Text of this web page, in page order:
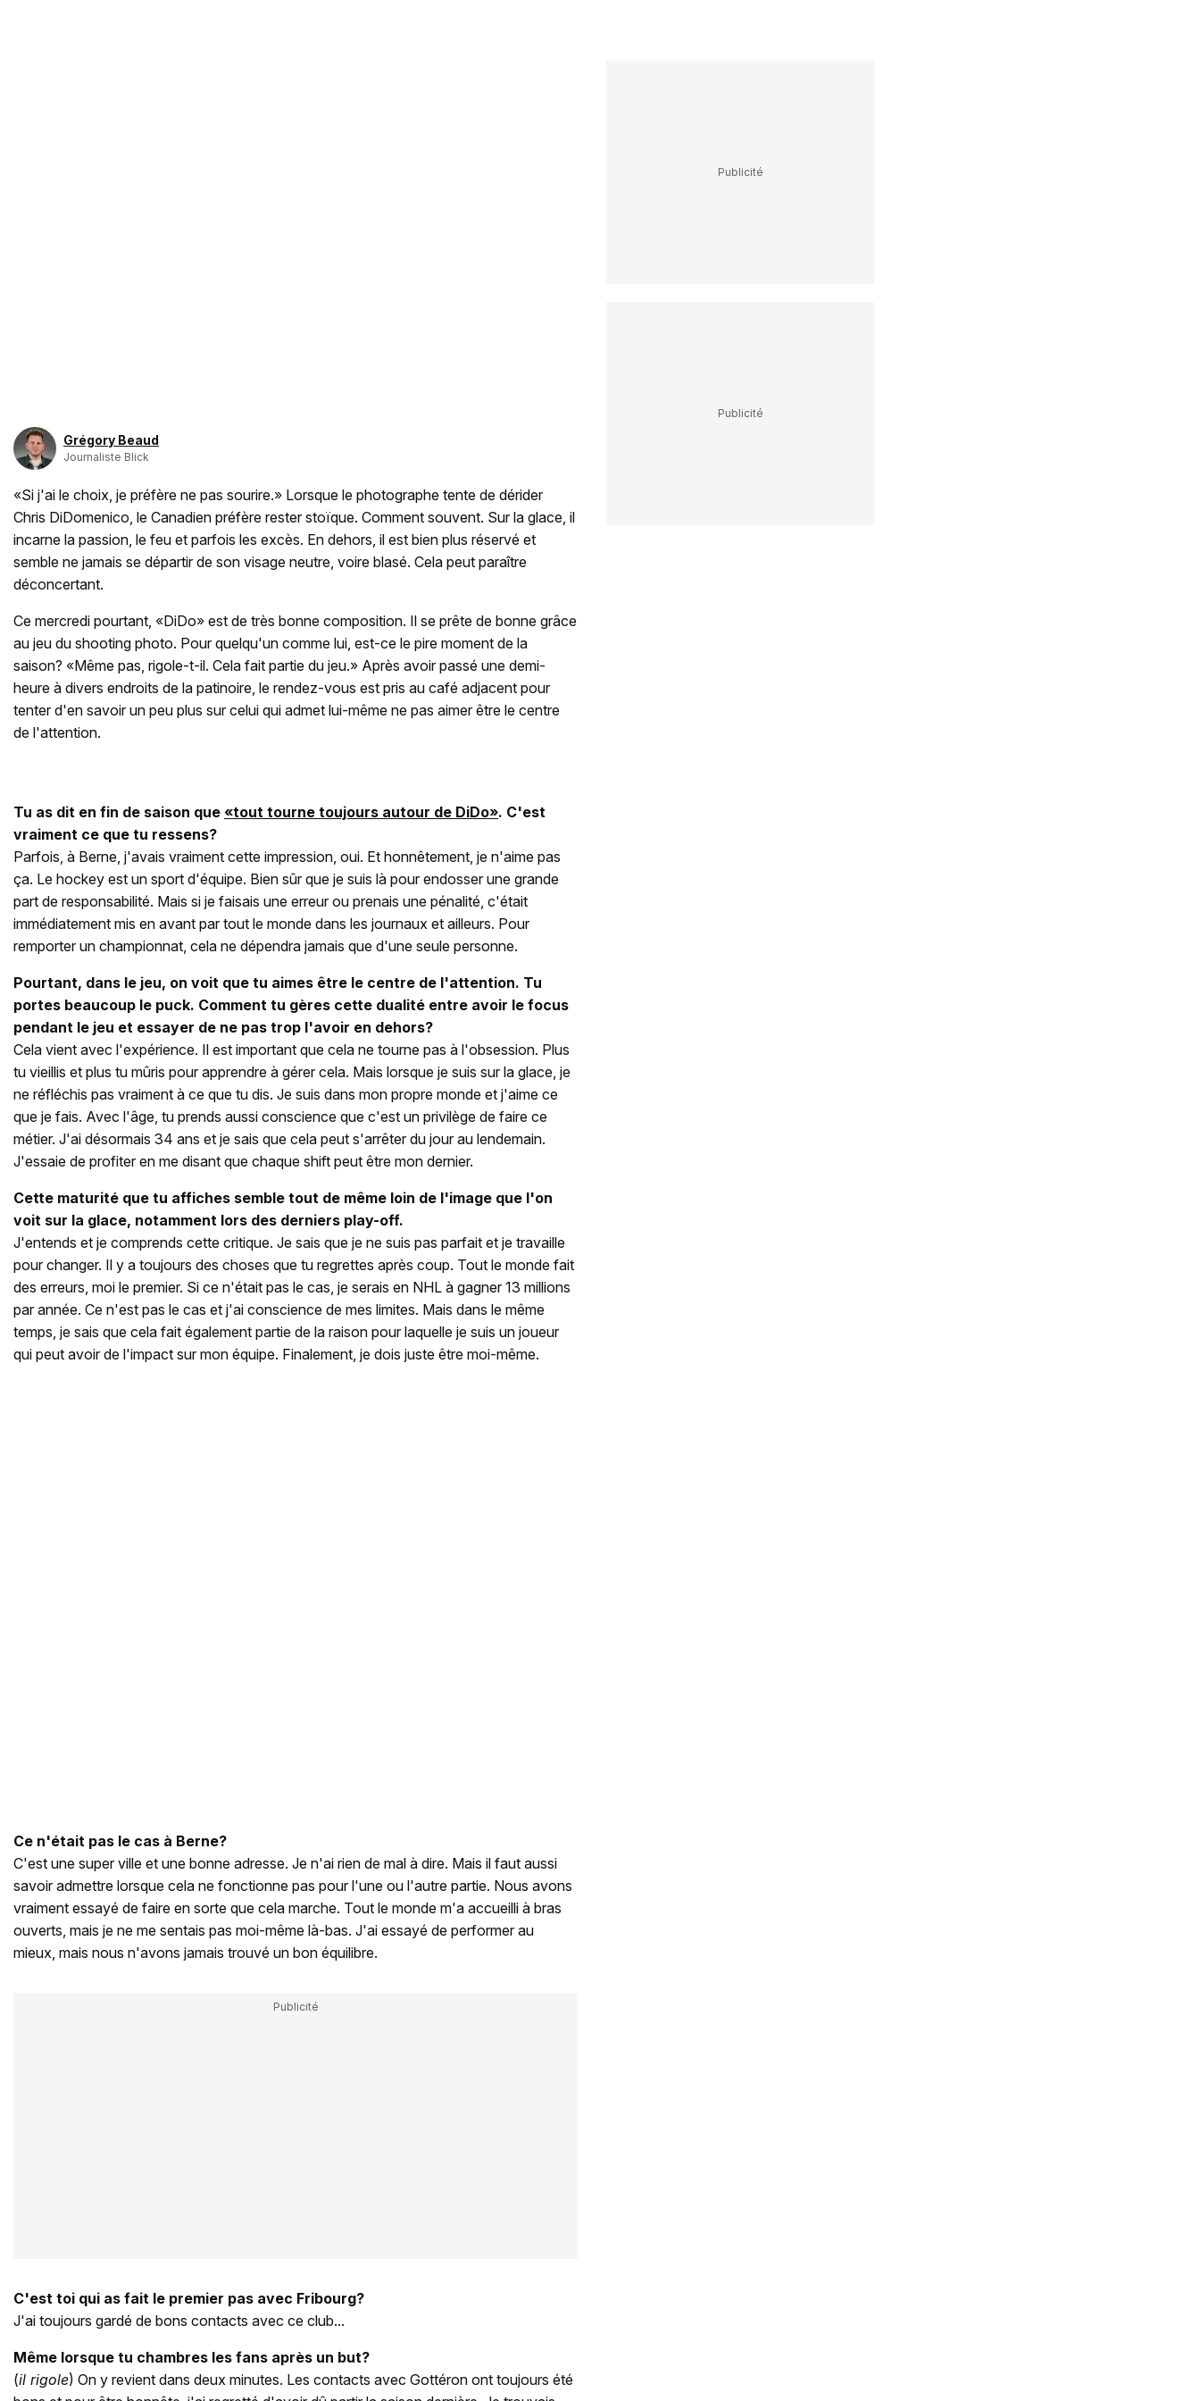
Grégory Beaud
Journaliste Blick
«Si j'ai le choix, je préfère ne pas sourire.» Lorsque le photographe tente de dérider
Chris DiDomenico, le Canadien préfère rester stoïque. Comment souvent. Sur la glace, il
incarne la passion, le feu et parfois les excès. En dehors, il est bien plus réservé et
semble ne jamais se départir de son visage neutre, voire blasé. Cela peut paraître
déconcertant.
Ce mercredi pourtant, «DiDo» est de très bonne composition. Il se prête de bonne grâce
au jeu du shooting photo. Pour quelqu'un comme lui, est-ce le pire moment de la
saison? «Même pas, rigole-t-il. Cela fait partie du jeu.» Après avoir passé une demi-
heure à divers endroits de la patinoire, le rendez-vous est pris au café adjacent pour
tenter d'en savoir un peu plus sur celui qui admet lui-même ne pas aimer être le centre
de l'attention.
Tu as dit en fin de saison que «tout tourne toujours autour de DiDo». C'est
vraiment ce que tu ressens?
Parfois, à Berne, j'avais vraiment cette impression, oui. Et honnêtement, je n'aime pas
ça. Le hockey est un sport d'équipe. Bien sûr que je suis là pour endosser une grande
part de responsabilité. Mais si je faisais une erreur ou prenais une pénalité, c'était
immédiatement mis en avant par tout le monde dans les journaux et ailleurs. Pour
remporter un championnat, cela ne dépendra jamais que d'une seule personne.
Pourtant, dans le jeu, on voit que tu aimes être le centre de l'attention. Tu
portes beaucoup le puck. Comment tu gères cette dualité entre avoir le focus
pendant le jeu et essayer de ne pas trop l'avoir en dehors?
Cela vient avec l'expérience. Il est important que cela ne tourne pas à l'obsession. Plus
tu vieillis et plus tu mûris pour apprendre à gérer cela. Mais lorsque je suis sur la glace, je
ne réfléchis pas vraiment à ce que tu dis. Je suis dans mon propre monde et j'aime ce
que je fais. Avec l'âge, tu prends aussi conscience que c'est un privilège de faire ce
métier. J'ai désormais 34 ans et je sais que cela peut s'arrêter du jour au lendemain.
J'essaie de profiter en me disant que chaque shift peut être mon dernier.
Cette maturité que tu affiches semble tout de même loin de l'image que l'on
voit sur la glace, notamment lors des derniers play-off.
J'entends et je comprends cette critique. Je sais que je ne suis pas parfait et je travaille
pour changer. Il y a toujours des choses que tu regrettes après coup. Tout le monde fait
des erreurs, moi le premier. Si ce n'était pas le cas, je serais en NHL à gagner 13 millions
par année. Ce n'est pas le cas et j'ai conscience de mes limites. Mais dans le même
temps, je sais que cela fait également partie de la raison pour laquelle je suis un joueur
qui peut avoir de l'impact sur mon équipe. Finalement, je dois juste être moi-même.
Ce n'était pas le cas à Berne?
C'est une super ville et une bonne adresse. Je n'ai rien de mal à dire. Mais il faut aussi
savoir admettre lorsque cela ne fonctionne pas pour l'une ou l'autre partie. Nous avons
vraiment essayé de faire en sorte que cela marche. Tout le monde m'a accueilli à bras
ouverts, mais je ne me sentais pas moi-même là-bas. J'ai essayé de performer au
mieux, mais nous n'avons jamais trouvé un bon équilibre.
C'est toi qui as fait le premier pas avec Fribourg?
J'ai toujours gardé de bons contacts avec ce club...
Même lorsque tu chambres les fans après un but?
(il rigole) On y revient dans deux minutes. Les contacts avec Gottéron ont toujours été